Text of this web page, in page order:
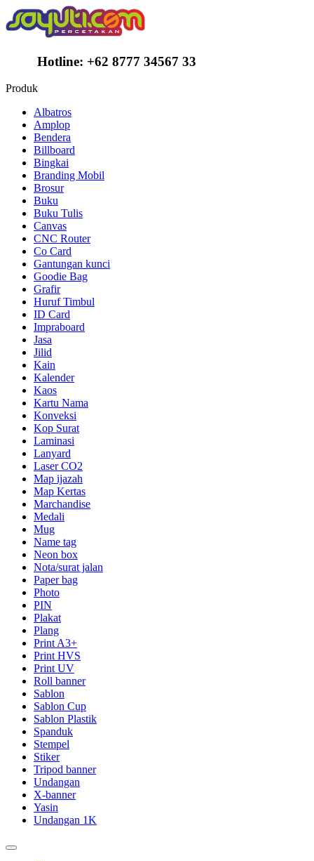
Hotline: +62 8777 34567 33
Produk
Albatros
Amplop
Bendera
Billboard
Bingkai
Branding Mobil
Brosur
Buku
Buku Tulis
Canvas
CNC Router
Co Card
Gantungan kunci
Goodie Bag
Grafir
Huruf Timbul
ID Card
Impraboard
Jasa
Jilid
Kain
Kalender
Kaos
Kartu Nama
Konveksi
Kop Surat
Laminasi
Lanyard
Laser CO2
Map ijazah
Map Kertas
Marchandise
Medali
Mug
Name tag
Neon box
Nota/surat jalan
Paper bag
Photo
PIN
Plakat
Plang
Print A3+
Print HVS
Print UV
Roll banner
Sablon
Sablon Cup
Sablon Plastik
Spanduk
Stempel
Stiker
Tripod banner
Undangan
X-banner
Yasin
Undangan 1K